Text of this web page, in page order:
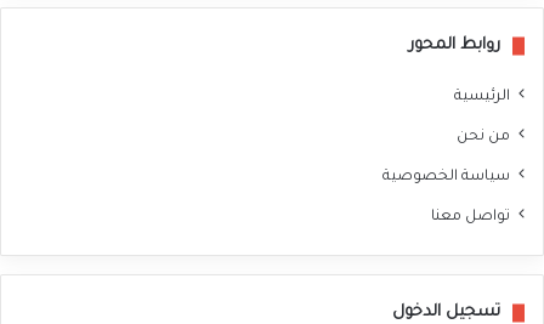
روابط المحور
الرئيسية
من نحن
سياسة الخصوصية
تواصل معنا
تسجيل الدخول